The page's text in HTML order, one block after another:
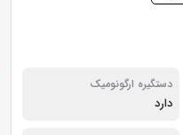
دستگیره ارگونومیک
دارد